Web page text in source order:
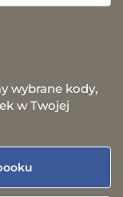
wybrane kody,
w Twojej